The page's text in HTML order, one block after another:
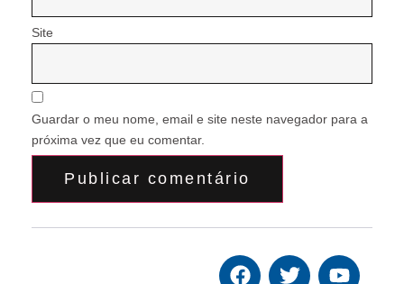
Site
Guardar o meu nome, email e site neste navegador para a
próxima vez que eu comentar.